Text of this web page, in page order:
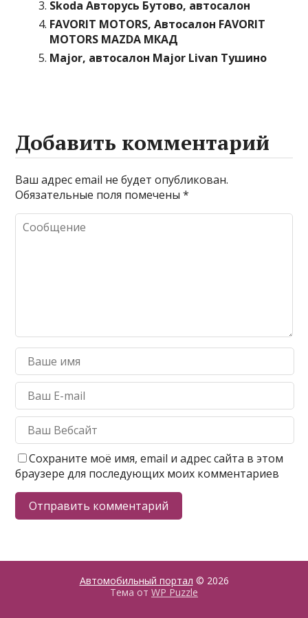
Skoda Авторусь Бутово, автосалон
FAVORIT MOTORS, Автосалон FAVORIT
MOTORS MAZDA МКАД
Major, автосалон Major Livan Тушино
Добавить комментарий
Ваш адрес email не будет опубликован.
Обязательные поля помечены*
Сохраните моё имя, email и адрес сайта в этом
браузере для последующих моих комментариев
Автомобильный портал © 2026
Тема от WP Puzzle